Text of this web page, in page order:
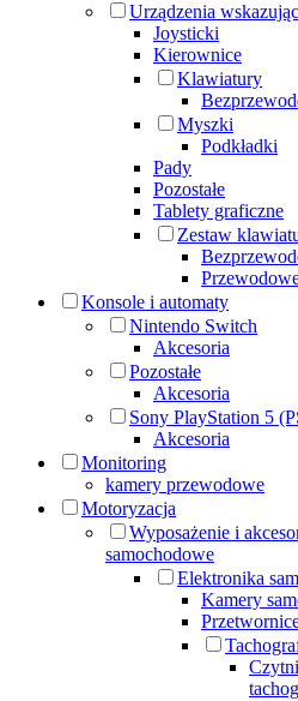
Urządzenia
Joysticki
Kierownice
Klawiatury
Myszki
Podkładki
Pady
Pozostałe
Tablety graficzne
Zestaw
Konsole i automaty
Nintendo Switch
Akcesoria
Pozostałe
Akcesoria
Sony PlayStation 5
Akcesoria
Monitoring
kamery przewodowe
Motoryzacja
Wyposażenie i
samochodowe
Elektronika
Kamery